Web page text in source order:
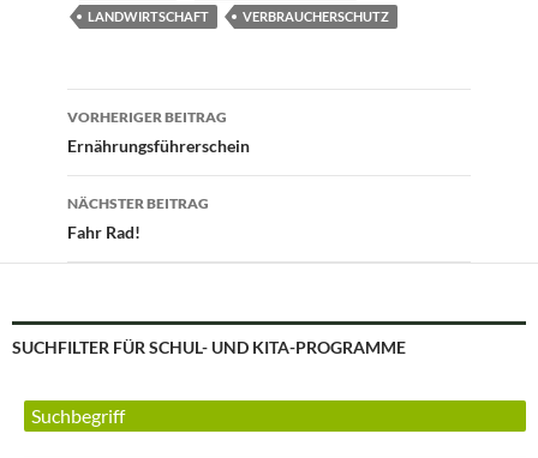
LANDWIRTSCHAFT
VERBRAUCHERSCHUTZ
Beitragsnavigation
VORHERIGER BEITRAG
Ernährungsführerschein
NÄCHSTER BEITRAG
Fahr Rad!
SUCHFILTER FÜR SCHUL- UND KITA-PROGRAMME